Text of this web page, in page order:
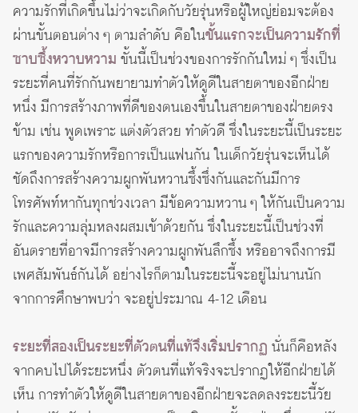
ความรักที่เกิดขึ้นไม่ว่าจะเกิดกับวัยรุ่นหรือผู้ใหญ่ย่อมจะต้อง
ผ่านขั้นตอนต่าง ๆ ตามลำดับ คือในขั้นแรกจะเป็นความรักที่
ซาบซึ้งหวาบหวาม ขั้นนี้เป็นช่วงของการรักกันใหม่ ๆ ซึ่งเป็น
ระยะที่คนที่รักกันพยายามทำตัวให้ดูดีในสายตาของอีกฝ่าย
หนึ่ง มีการสร้างภาพที่ดีของตนเองขึ้นในสายตาของฝ่ายตรง
ข้าม เช่น พูดเพราะ แต่งตัวสวย ทำตัวดี ซึ่งในระยะนี้เป็นระยะ
แรกของความรักหรือการเป็นแฟนกัน ในเด็กวัยรุ่นจะเห็นได้
ชัดถึงการสร้างความผูกพันหวานซึ้งซึ่งกันและกันมีการ
โทรศัพท์หากันทุกช่วงเวลา มีข้อความหวาน ๆ ให้กันเป็นความ
รักและความลุ่มหลงผสมเข้าด้วยกัน ซึ่งในระยะนี้เป็นช่วงที่
อันตรายที่อาจมีการสร้างความผูกพันลึกซึ้ง หรืออาจถึงการมี
เพศสัมพันธ์กันได้ อย่างไรก็ตามในระยะนี้จะอยู่ไม่นานนัก
จากการศึกษาพบว่า จะอยู่ประมาณ 4-12 เดือน
ระยะที่สองเป็นระยะที่ตัวตนที่แท้จึงเริ่มปรากฏ นั่นก็คือหลัง
จากคบไปได้ระยะหนึ่ง ตัวตนที่แท้จริงจะปรากฏให้อีกฝ่ายได้
เห็น การทำตัวให้ดูดีในสายตาของอีกฝ่ายจะลดลงระยะนี้วัย